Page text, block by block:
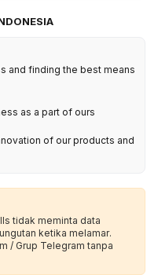
and finding the best means
as a part of ours
of our products and
tidak meminta data
ketika melamar.
/ Grup Telegram tanpa